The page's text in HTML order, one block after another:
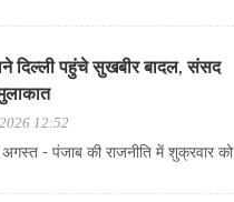
दिल्ली पहुंचे सुखबीर बादल, संसद
12:52
अगस्त - पंजाब की राजनीति में शुक्रवार को